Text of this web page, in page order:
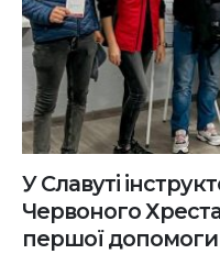
У Славуті
Червоного
першої допомоги